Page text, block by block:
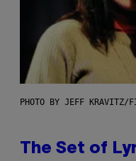
PHOTO BY JEFF KRAVITZ/
The Set of